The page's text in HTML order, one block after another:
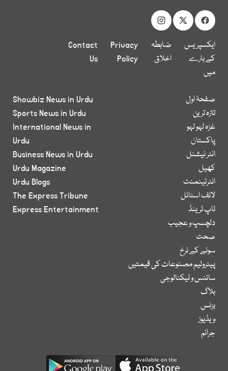
ایکسپریس
کے بارے
میں
ضابطہ
اخلاق
Privacy
Policy
Contact
Us
صفحۂ اول
تازہ ترین
غزہ لہو لہو
پاکستان
انٹر نیشنل
کھیل
انٹرٹینمنٹ
لائف اسٹائل
ٹاپ ٹرینڈ
دلچسپ و عجیب
صحت
سونے کے نرخ
پیٹرولیم مصنوعات کی قیمتیں
سائنس و ٹیکنالوجی
بلاگ
بزنس
ویڈیوز
جرائم
Showbiz News in Urdu
Sports News in Urdu
International News in
Urdu
Business News in Urdu
Urdu Magazine
Urdu Blogs
The Express Tribune
Express Entertainment